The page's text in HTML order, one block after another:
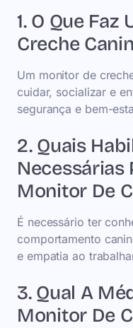
1. O Que
Creche
Um monitor de
cuidar, socializar e
segurança e bem-
2. Quais
Necessárias
Monitor De
É necessário ter
comportamento
e empatia ao
3. Qual A
Monitor De